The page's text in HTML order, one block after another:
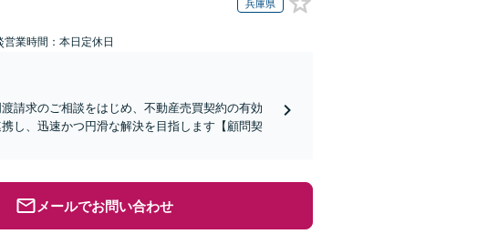
兵庫県
営業時間：本日定休日
請求のご相談をはじめ、不動産売買契約の有効
し、迅速かつ円滑な解決を目指します【顧問契
メールでお問い合わせ